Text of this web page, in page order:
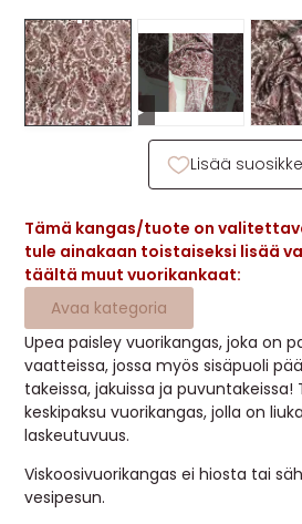
VAATETUSKANKAAT
SISUSTUSKANKAAT
YLEISKANKAAT
LISENSOIDUT KANKAAT
KANKAAT A-Ö
MUUT
🔖 OUTLET
OHJEITA
OTA YHTEYTTÄ
Tämä kangas/tuote on
tule ainakaan toistaiseksi lisää
täältä muut vuorikankaat:
Avaa kategoria
Upea paisley vuorikangas, joka on
vaatteissa, jossa myös sisäpuoli
takeissa, jakuissa ja puvuntakeissa!
keskipaksu vuorikangas, jolla on
laskeutuvuus.
Viskoosivuorikangas ei hiosta tai
vesipesun.
▶
Lisää